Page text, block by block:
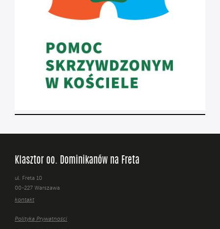
Klasztor oo. Dominikanów na Freta
ul. Freta 10
00-227 Warszawa
kontakt
Polityka Prywatności